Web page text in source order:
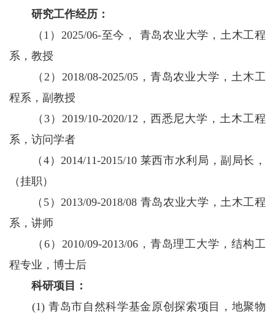
研究工作经历：
（1）2025/06-至今， 青岛农业大学，土木工程
系，教授
（2）2018/08-2025/05，青岛农业大学，土木工
程系，副教授
（3）2019/10-2020/12，西悉尼大学，土木工程
系，访问学者
（4）2014/11-2015/10 莱西市水利局，副局长，
（挂职）
（5）2013/09-2018/08 青岛农业大学，土木工程
系，讲师
（6）2010/09-2013/06，青岛理工大学，结构工
程专业，博士后
科研项目：
(1) 青岛市自然科学基金原创探索项目，地聚物